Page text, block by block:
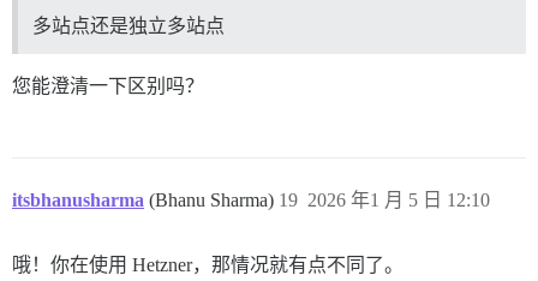
多站点还是独立多站点
您能澄清一下区别吗？
itsbhanusharma (Bhanu Sharma) 2026 年1 月 5 日 12:10
19
哦！你在使用 Hetzner，那情况就有点不同了。